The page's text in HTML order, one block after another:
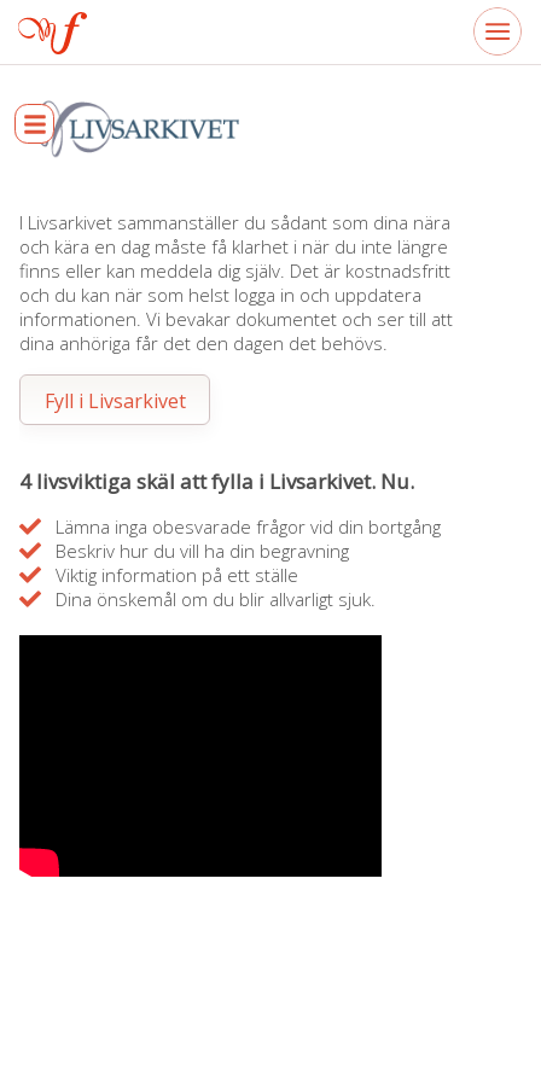
I Livsarkivet sammanställer du sådant som dina nära
och kära en dag måste få klarhet i när du inte längre
finns eller kan meddela dig själv. Det är kostnadsfritt
och du kan när som helst logga in och uppdatera
informationen. Vi bevakar dokumentet och ser till att
dina anhöriga får det den dagen det behövs.
Fyll i Livsarkivet
4 livsviktiga skäl att fylla i Livsarkivet. Nu.
Lämna inga obesvarade frågor vid din bortgång
Beskriv hur du vill ha din begravning
Viktig information på ett ställe
Dina önskemål om du blir allvarligt sjuk.